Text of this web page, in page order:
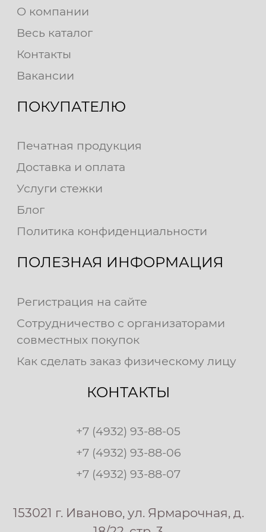
О компании
Весь каталог
Контакты
Вакансии
ПОКУПАТЕЛЮ
Печатная продукция
Доставка и оплата
Услуги стежки
Блог
Политика конфиденциальности
ПОЛЕЗНАЯ ИНФОРМАЦИЯ
Регистрация на сайте
Сотрудничество с организаторами
совместных покупок
Как сделать заказ физическому лицу
КОНТАКТЫ
+7 (4932) 93-88-05
+7 (4932) 93-88-06
+7 (4932) 93-88-07
153021 г. Иваново, ул. Ярмарочная, д.